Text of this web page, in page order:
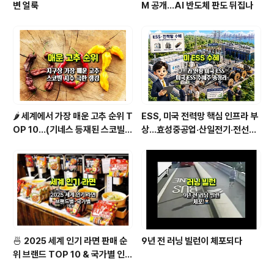
변 얼룩
M 공개…AI 반도체 판도 뒤집나
🌶️ 세계에서 가장 매운 고추 순위 T
OP 10...(기네스 등재된 스코빌
ESS, 미국 전력망 핵심 인프라 부
상…효성중공업·산일전기·전선주
🍜 2025 세계 인기 라면 판매 순
위 브랜드 TOP 10 & 국가별 인기
9년 전 러닝 빌런이 체포되다